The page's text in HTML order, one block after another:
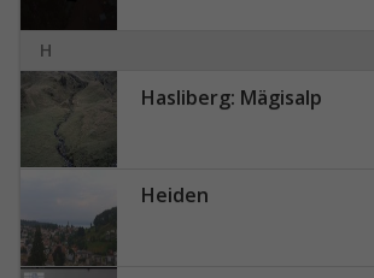
H
Hasliberg: Mägisalp
Heiden